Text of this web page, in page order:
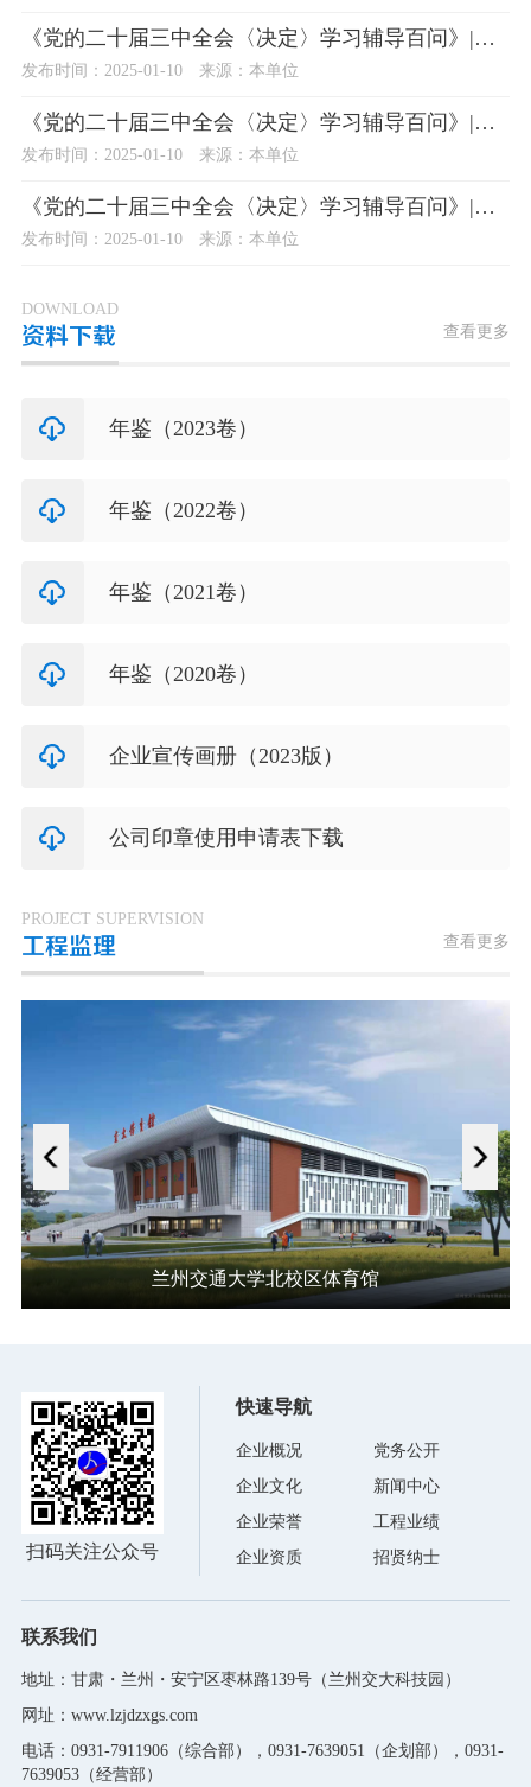
《党的二十届三中全会〈决定〉学习辅导百问》|深化基层监督体制机制改革主要有哪些要求？
发布时间：2025-01-10 来源：本单位
《党的二十届三中全会〈决定〉学习辅导百问》|如何理解健全加强对“一把手”和领导班子监督配套制度？
发布时间：2025-01-10 来源：本单位
《党的二十届三中全会〈决定〉学习辅导百问》|为什么要丰富防治新型腐败和隐性腐败的有效办法？
发布时间：2025-01-10 来源：本单位
DOWNLOAD
资料下载 查看更多
年鉴（2023卷）
年鉴（2022卷）
年鉴（2021卷）
年鉴（2020卷）
企业宣传画册（2023版）
公司印章使用申请表下载
PROJECT SUPERVISION
工程监理 查看更多
兰州交通大学北校区体育馆
扫码关注公众号
快速导航
企业概况
党务公开
企业文化
新闻中心
企业荣誉
工程业绩
企业资质
招贤纳士
联系我们
地址：甘肃・兰州・安宁区枣林路139号（兰州交大科技园）
网址：www.lzjdzxgs.com
电话：0931-7911906（综合部），0931-7639051（企划部），0931-
7639053（经营部）